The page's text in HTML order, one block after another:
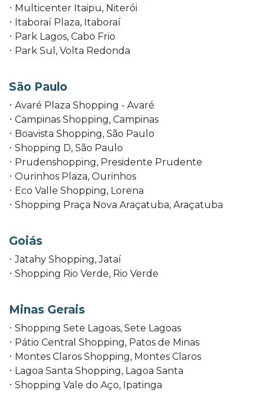
Multicenter Itaipu, Niterói
Itaboraí Plaza, Itaboraí
Park Lagos, Cabo Frio
Park Sul, Volta Redonda
São Paulo
Avaré Plaza Shopping - Avaré
Campinas Shopping, Campinas
Boavista Shopping, São Paulo
Shopping D, São Paulo
Prudenshopping, Presidente Prudente
Ourinhos Plaza, Ourinhos
Eco Valle Shopping, Lorena
Shopping Praça Nova Araçatuba, Araçatuba
Goiás
Jatahy Shopping, Jataí
Shopping Rio Verde, Rio Verde
Minas Gerais
Shopping Sete Lagoas, Sete Lagoas
Pátio Central Shopping, Patos de Minas
Montes Claros Shopping, Montes Claros
Lagoa Santa Shopping, Lagoa Santa
Shopping Vale do Aço, Ipatinga